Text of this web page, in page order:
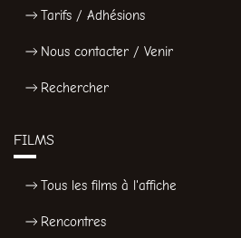
Tarifs / Adhésions
Nous contacter / Venir
Rechercher
FILMS
Tous les films à l'affiche
Rencontres